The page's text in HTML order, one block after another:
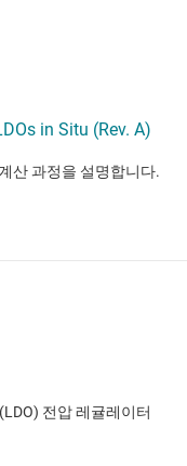
in Situ (Rev. A)
산 과정을 설명합니다.
전압 레귤레이터